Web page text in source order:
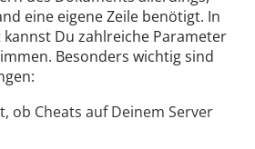
eine eigene Zeile benötigt. In
Du zahlreiche Parameter
Besonders wichtig sind
ob Cheats auf Deinem Server